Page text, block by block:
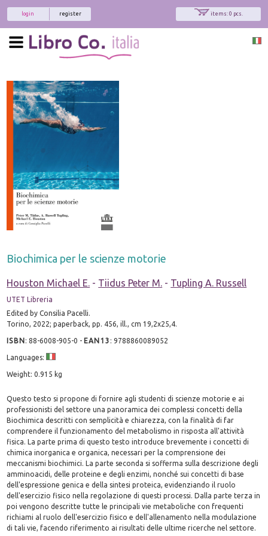
items: 0 pcs.
register
login
Biochimica per le scienze motorie
Houston Michael E. - Tiidus Peter M. - Tupling A. Russell
UTET Libreria
Edited by Consilia Pacelli.
Torino, 2022; paperback, pp. 456, ill., cm 19,2x25,4.
ISBN:88-6008-905-0 - EAN13 :9788860089052
Languages:
Weight: 0.915 kg
Questo testo si propone di fornire agli studenti di scienze motorie e ai
professionisti del settore una panoramica dei complessi concetti della
Biochimica descritti con semplicità e chiarezza, con la finalità di far
comprendere il funzionamento del metabolismo in risposta all'attività
fisica. La parte prima di questo testo introduce brevemente i concetti di
chimica inorganica e organica, necessari per la comprensione dei
meccanismi biochimici. La parte seconda si sofferma sulla descrizione degli
amminoacidi, delle proteine e degli enzimi, nonché sui concetti di base
dell'espressione genica e della sintesi proteica, evidenziando il ruolo
dell'esercizio fisico nella regolazione di questi processi. Dalla parte terza in
poi vengono descritte tutte le principali vie metaboliche con frequenti
richiami al ruolo dell'esercizio fisico e dell'allenamento nella modulazione
di tali vie, facendo riferimento ai risultati delle ultime ricerche nel settore.